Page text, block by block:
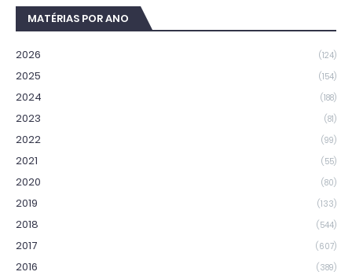
MATÉRIAS POR ANO
2026 (124)
2025 (154)
2024 (188)
2023 (81)
2022 (99)
2021 (55)
2020 (80)
2019 (133)
2018 (544)
2017 (607)
2016 (389)